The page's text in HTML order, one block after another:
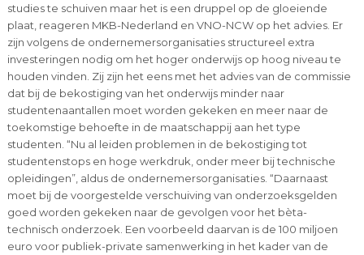
studies te schuiven maar het is een druppel op de gloeiende
plaat, reageren MKB-Nederland en VNO-NCW op het advies. Er
zijn volgens de ondernemersorganisaties structureel extra
investeringen nodig om het hoger onderwijs op hoog niveau te
houden vinden. Zij zijn het eens met het advies van de commissie
dat bij de bekostiging van het onderwijs minder naar
studentenaantallen moet worden gekeken en meer naar de
toekomstige behoefte in de maatschappij aan het type
studenten. “Nu al leiden problemen in de bekostiging tot
studentenstops en hoge werkdruk, onder meer bij technische
opleidingen”, aldus de ondernemersorganisaties. “Daarnaast
moet bij de voorgestelde verschuiving van onderzoeksgelden
goed worden gekeken naar de gevolgen voor het bèta-
technisch onderzoek. Een voorbeeld daarvan is de 100 miljoen
euro voor publiek-private samenwerking in het kader van de